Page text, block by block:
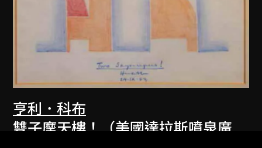
亨利．科布
雙子摩天樓！（美國達拉斯噴泉廣